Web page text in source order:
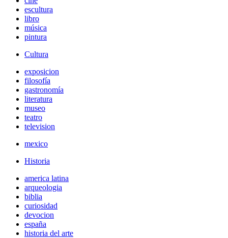
escultura
libro
música
pintura
Cultura
exposicion
filosofía
gastronomía
literatura
museo
teatro
television
mexico
Historia
america latina
arqueologia
biblia
curiosidad
devocion
españa
historia del arte